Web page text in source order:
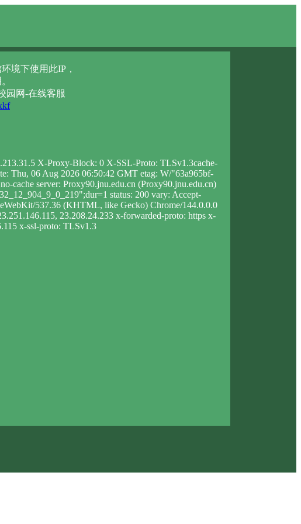
境下使用此IP，
园网-在线客服
X-Proxy-Block: 0 X-SSL-Proto: TLSv1.3cache-
Thu, 06 Aug 2026 06:50:42 GMT etag: W/"63a965bf-
cache server: Proxy90.jnu.edu.cn (Proxy90.jnu.edu.cn)
status: 200 vary: Accept-
537.36 (KHTML, like Gecko) Chrome/144.0.0.0
23.208.24.233 x-forwarded-proto: https x-
x-ssl-proto: TLSv1.3